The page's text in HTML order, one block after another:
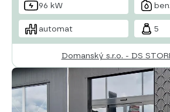
96 kW
automat 5
Domanský s.r.o. - DS